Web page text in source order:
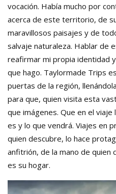
vocación. Había mucho por
acerca de este territorio, de
maravillosos paisajes y de
salvaje naturaleza. Hablar de
reafirmar mi propia identidad
que hago. Taylormade Trips
puertas de la región,
para que, quien visita esta
que imágenes. Que en el
es y lo que vendrá. Viajes en
quien descubre, lo hace
anfitrión, de la mano de
es su hogar.